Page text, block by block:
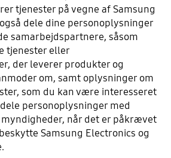
tjenester på vegne af Samsung
dele dine personoplysninger
samarbejdspartnere, såsom
tjenester eller
der leverer produkter og
om, samt oplysninger om
som du kan være interesseret
personoplysninger med
når det er påkrævet
Samsung Electronics og